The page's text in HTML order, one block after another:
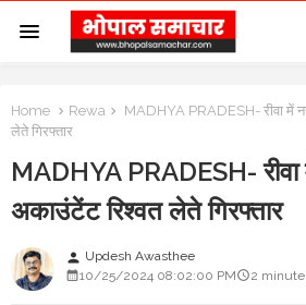
Home Rewa
MADHYA PRADESH- रीवा में
लेते गिरफ्तार
MADHYA PRADESH-
अकाउंटेंट रिश्वत लेते गिरफ्तार
person Updesh Awasthee
10/25/2024 08:02:00 PM
2 minute